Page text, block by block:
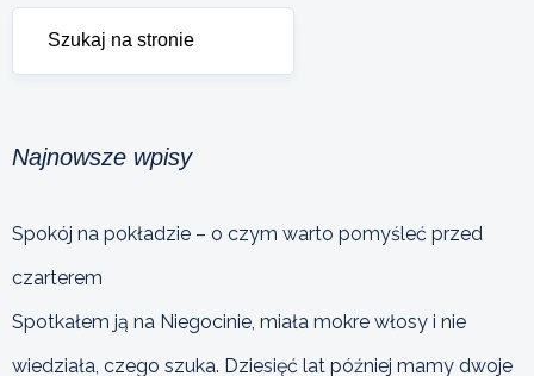
Najnowsze wpisy
Spokój na pokładzie – o czym warto pomyśleć przed
czarterem
Spotkałem ją na Niegocinie, miała mokre włosy i nie
wiedziała, czego szuka. Dziesięć lat później mamy dwoje